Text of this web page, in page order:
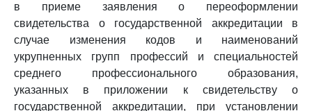
в приеме заявления о переоформлении
свидетельства о государственной аккредитации в
случае изменения кодов и наименований
укрупненных групп профессий и специальностей
среднего профессионального образования,
указанных в приложении к свидетельству о
государственной аккредитации, при установлении